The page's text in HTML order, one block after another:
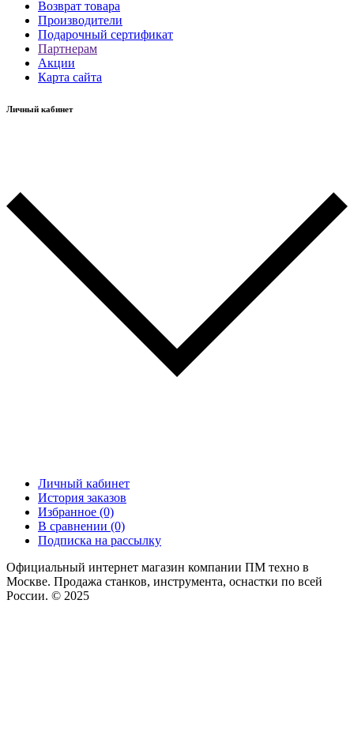
Возврат товара
Производители
Подарочный сертификат
Партнерам
Акции
Карта сайта
Личный кабинет
Личный кабинет
История заказов
Избранное (0)
В сравнении (0)
Подписка на рассылку
Официальный интернет магазин компании ПМ техно в
Москве. Продажа станков, инструмента, оснастки по всей
России. © 2025